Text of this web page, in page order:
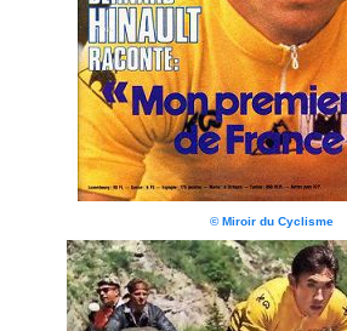
© Miroir du Cyclisme